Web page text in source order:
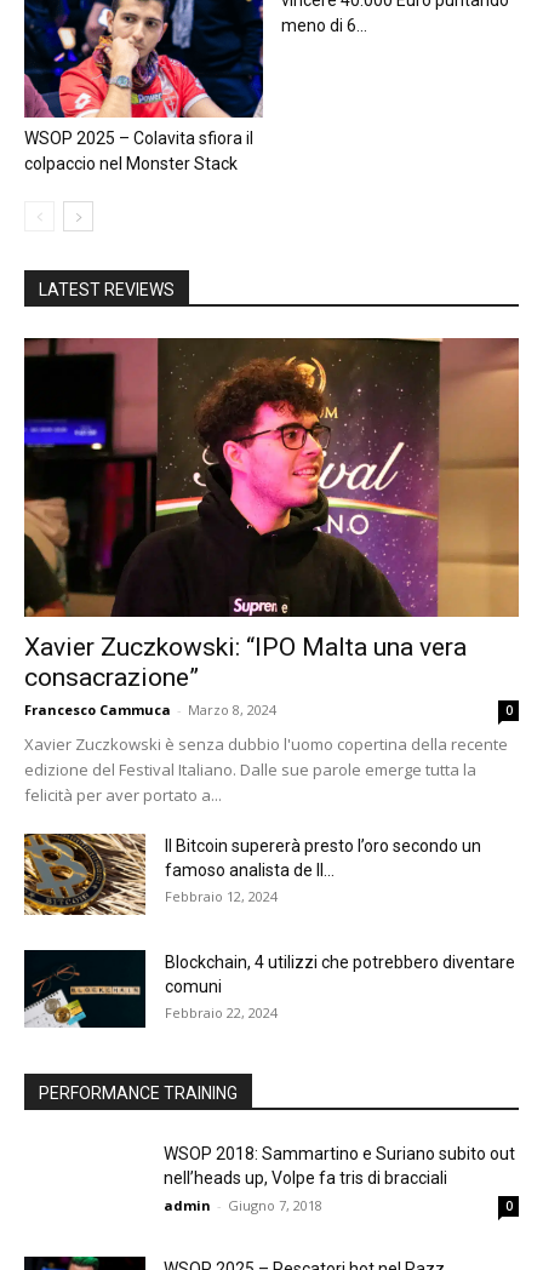
WSOP 2025 – Colavita sfiora il
colpaccio nel Monster Stack
meno di 6...
LATEST REVIEWS
Xavier Zuczkowski: “IPO Malta una vera
consacrazione”
Francesco Cammuca - Marzo 8, 2024 0
Xavier Zuczkowski è senza dubbio l'uomo copertina della recente
edizione del Festival Italiano. Dalle sue parole emerge tutta la
felicità per aver portato a...
Il Bitcoin supererà presto l’oro secondo un
famoso analista de Il...
Febbraio 12, 2024
Blockchain, 4 utilizzi che potrebbero diventare
comuni
Febbraio 22, 2024
PERFORMANCE TRAINING
WSOP 2018: Sammartino e Suriano subito out
nell’heads up, Volpe fa tris di bracciali
admin - Giugno 7, 2018 0